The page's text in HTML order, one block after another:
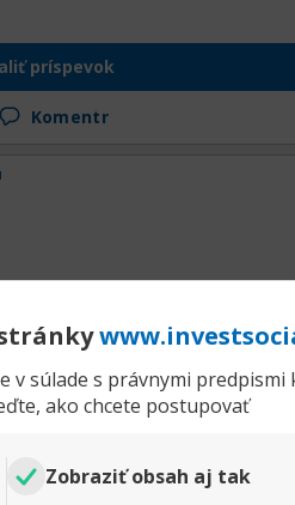
v súlade s právnymi predpismi
ako chcete postupovať
Zobraziť obsah aj tak
príspevok
Komentr
príspevok
Komentr